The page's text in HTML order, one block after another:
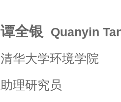
谭全银
Quanyin
清华大学环境学院
助理研究员